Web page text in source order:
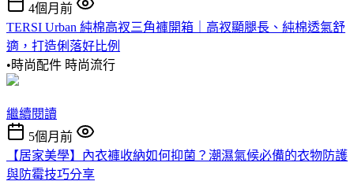
4個月前
TERSI Urban 純棉高衩三角褲開箱｜高衩顯腿長、純棉透氣舒
適，打造俐落好比例
•時尚配件 時尚流行
繼續閱讀
5個月前
【居家美學】內衣褲收納如何抑菌？潮濕氣候必備的衣物防護
與防霉技巧分享